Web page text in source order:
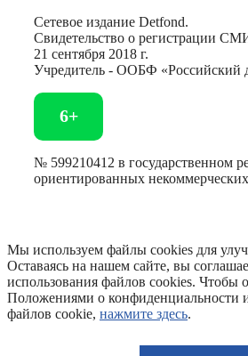
Сетевое издание Detfond.
Свидетельство о регистрации
21 сентября 2018 г.
Учредитель - ООБФ «Российский
6+
№ 599210412 в государственном
ориентированных
Мы используем файлы cookies для
Оставаясь на нашем сайте, вы
использования файлов cookies. Чтобы
Положениями о конфиденциальности
файлов cookie, нажмите здесь.